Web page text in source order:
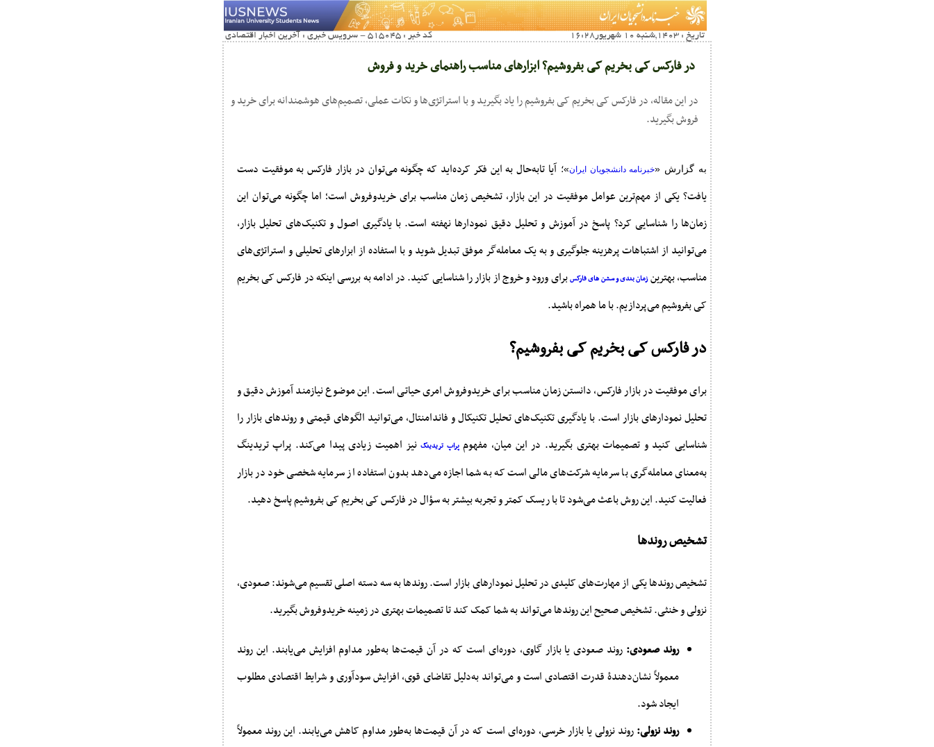
تاریخ : 1403,شنبه 10 شهريور16:28 کد خبر : 515045 - سرویس خبری : آخرین اخبار اقتصادی
در فارکس کی بخریم کی بفروشیم؟ ابزارهای مناسب راهنمای خرید و فروش
در این مقاله، در فارکس کی بخریم کی بفروشیم را یاد بگیرید و با استراتژی‌ها و نکات عملی، تصمیم‌های هوشمندانه برای خرید و
فروش بگیرید.
به گزارش «خبرنامه دانشجویان ایران»؛ آیا تابه‌حال به این فکر کرده‌اید که چگونه می‌توان در بازار فارکس به موفقیت دست‌
یافت؟ یکی از مهم‌ترین عوامل موفقیت در این بازار، تشخیص زمان مناسب برای خریدوفروش است؛ اما چگونه می‌توان این
زمان‌ها را شناسایی کرد؟ پاسخ در آموزش و تحلیل دقیق نمودارها نهفته است. با یادگیری اصول و تکنیک‌های تحلیل بازار،
می‌توانید از اشتباهات پرهزینه جلوگیری و به یک معامله‌گر موفق تبدیل شوید و با استفاده از ابزارهای تحلیلی و استراتژی‌های
مناسب، بهترینزمان بندی و سشن های فارکسبرای ورود و خروج از بازار را شناسایی کنید. در ادامه به بررسی اینکه در فارکس کی بخریم
کی بفروشیم می‌پردازیم. با ما همراه باشید.
در فارکس کی بخریم کی بفروشیم؟
برای موفقیت در بازار فارکس، دانستن زمان مناسب برای خریدوفروش امری حیاتی است. این موضوع نیازمند آموزش دقیق و
تحلیل نمودارهای بازار است. با یادگیری تکنیک‌های تحلیل تکنیکال و فاندامنتال، می‌توانید الگوهای قیمتی و روندهای بازار را
شناسایی کنید و تصمیمات بهتری بگیرید. در این میان، مفهومپراپ تریدینگنیز اهمیت زیادی پیدا می‌کند. پراپ تریدینگ
به‌معنای معامله‌گری با سرمایه شرکت‌های مالی است که به شما اجازه می‌دهد بدون استفاده از سرمایه شخصی خود در بازار
فعالیت کنید. این روش باعث می‌شود تا با ریسک کمتر و تجربه بیشتر به سؤال در فارکس کی بخریم کی بفروشیم پاسخ دهید.
تشخیص روندها
تشخیص روندها یکی از مهارت‌های کلیدی در تحلیل نمودارهای بازار است. روندها به سه دسته اصلی تقسیم می‌شوند: صعودی،
نزولی و خنثی. تشخیص صحیح این روندها می‌تواند به شما کمک کند تا تصمیمات بهتری در زمینه خریدوفروش بگیرید.
روند صعودی: روند صعودی یا بازار گاوی، دوره‌ای است که در آن قیمت‌ها به‌طور مداوم افزایش می‌یابند. این روند
معمولاً نشان‌دهندۀ قدرت اقتصادی است و می‌تواند به‌دلیل تقاضای قوی، افزایش سودآوری و شرایط اقتصادی مطلوب
ایجاد شود.
روند نزولی:روند نزولی یا بازار خرسی، دوره‌ای است که در آن قیمت‌ها به‌طور مداوم کاهش می‌یابند. این روند معمولاً